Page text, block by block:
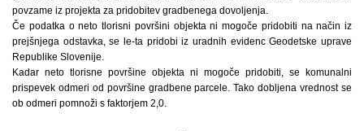
povzame iz projekta za pridobitev gradbenega dovoljenja.
Če podatka o neto tlorisni površini objekta ni mogoče pridobiti na način iz
prejšnjega odstavka, se le-ta pridobi iz uradnih evidenc Geodetske uprave
Republike Slovenije.
Kadar neto tlorisne površine objekta ni mogoče pridobiti, se komunalni
prispevek odmeri od površine gradbene parcele. Tako dobljena vrednost se
ob odmeri pomnoži s faktorjem 2,0.